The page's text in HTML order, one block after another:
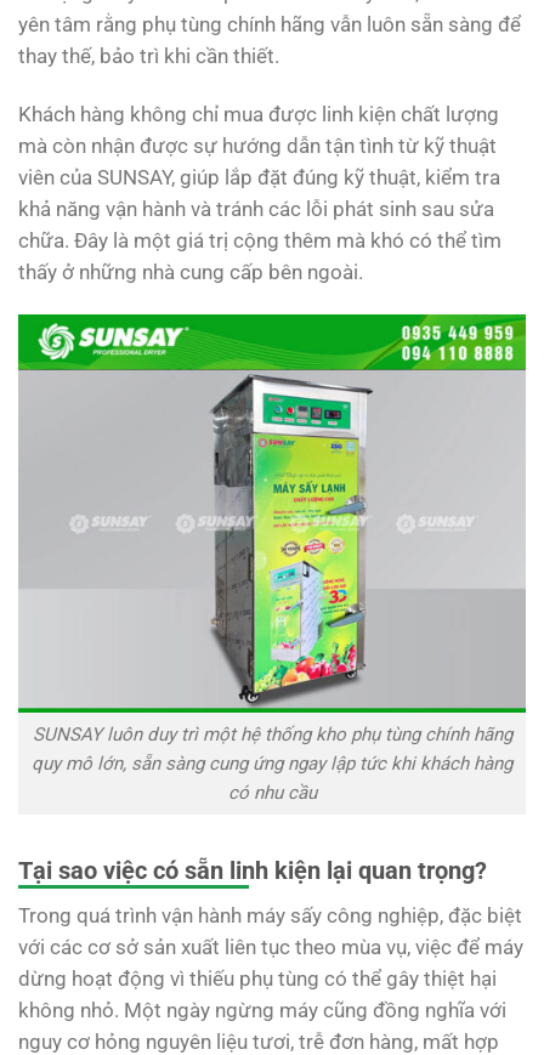
yên tâm rằng phụ tùng chính hãng vẫn luôn sẵn sàng để
thay thế, bảo trì khi cần thiết.
Khách hàng không chỉ mua được linh kiện chất lượng
mà còn nhận được sự hướng dẫn tận tình từ kỹ thuật
viên của SUNSAY, giúp lắp đặt đúng kỹ thuật, kiểm tra
khả năng vận hành và tránh các lỗi phát sinh sau sửa
chữa. Đây là một giá trị cộng thêm mà khó có thể tìm
thấy ở những nhà cung cấp bên ngoài.
SUNSAY luôn duy trì một hệ thống kho phụ tùng chính hãng
quy mô lớn, sẵn sàng cung ứng ngay lập tức khi khách hàng
có nhu cầu
Tại sao việc có sẵn linh kiện lại quan trọng?
Trong quá trình vận hành máy sấy công nghiệp, đặc biệt
với các cơ sở sản xuất liên tục theo mùa vụ, việc để máy
dừng hoạt động vì thiếu phụ tùng có thể gây thiệt hại
không nhỏ. Một ngày ngừng máy cũng đồng nghĩa với
nguy cơ hỏng nguyên liệu tươi, trễ đơn hàng, mất hợp